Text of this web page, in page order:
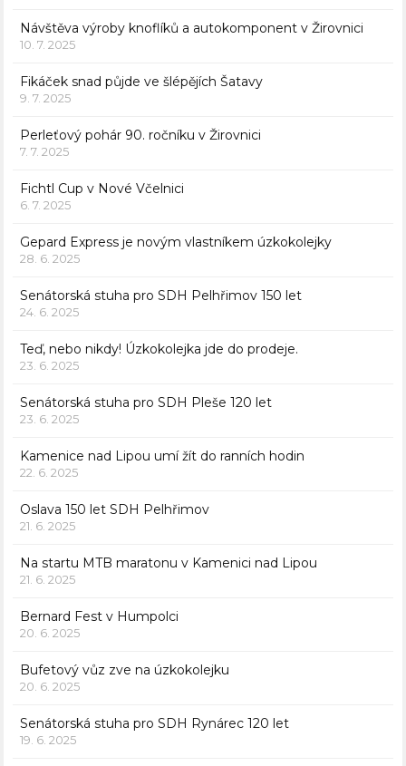
Návštěva výroby knoflíků a autokomponent v Žirovnici
10. 7. 2025
Fikáček snad půjde ve šlépějích Šatavy
9. 7. 2025
Perleťový pohár 90. ročníku v Žirovnici
7. 7. 2025
Fichtl Cup v Nové Včelnici
6. 7. 2025
Gepard Express je novým vlastníkem úzkokolejky
28. 6. 2025
Senátorská stuha pro SDH Pelhřimov 150 let
24. 6. 2025
Teď, nebo nikdy! Úzkokolejka jde do prodeje.
23. 6. 2025
Senátorská stuha pro SDH Pleše 120 let
23. 6. 2025
Kamenice nad Lipou umí žít do ranních hodin
22. 6. 2025
Oslava 150 let SDH Pelhřimov
21. 6. 2025
Na startu MTB maratonu v Kamenici nad Lipou
21. 6. 2025
Bernard Fest v Humpolci
20. 6. 2025
Bufetový vůz zve na úzkokolejku
20. 6. 2025
Senátorská stuha pro SDH Rynárec 120 let
19. 6. 2025